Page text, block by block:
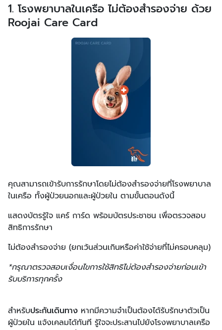
1. โรงพยาบาลในเครือ ไม่ต้องสำรองจ่าย ด้วย
Roojai Care Card
คุณสามารถเข้ารับการรักษาโดยไม่ต้องสำรองจ่ายที่โรงพยาบาล
ในเครือ ทั้งผู้ป่วยนอกและผู้ป่วยใน ตามขั้นตอนดังนี้
แสดงบัตรรู้ใจ แคร์ การ์ด พร้อมบัตรประชาชน เพื่อตรวจสอบ
สิทธิการรักษา
ไม่ต้องสำรองจ่าย (ยกเว้นส่วนเกินหรือค่าใช้จ่ายที่ไม่ครอบคลุม)
*กรุณาตรวจสอบเงื่อนไขการใช้สิทธิไม่ต้องสำรองจ่ายก่อนเข้า
รับบริการทุกครั้ง
สำหรับประกันเดินทาง หากมีความจำเป็นต้องได้รับรักษาตัวเป็น
ผู้ป่วยใน แจ้งเคลมได้ทันที รู้ใจจะประสานไปยังโรงพยาบาลเครือ